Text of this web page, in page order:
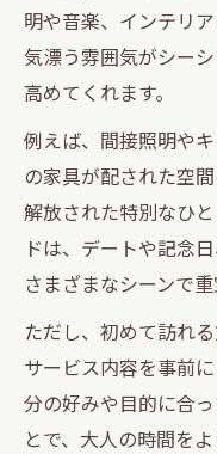
明や音楽、インテリ
気漂う雰囲気がシー
高めてくれます。
例えば、間接照明や
の家具が配された空
解放された特別なひ
ドは、デートや記念
さまざまなシーンで重
ただし、初めて訪れ
サービス内容を事前
分の好みや目的に合
とで、大人の時間を